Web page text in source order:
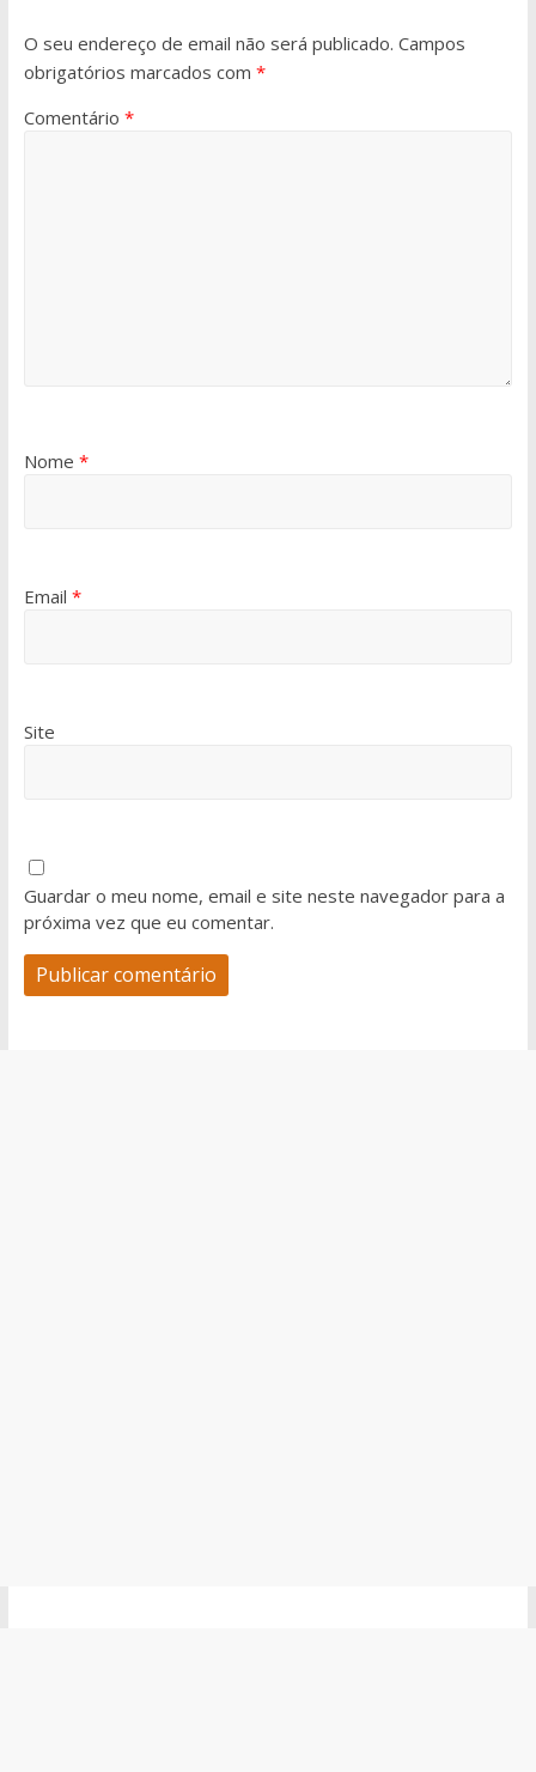
O seu endereço de email não será publicado. Campos
obrigatórios marcados com *
Comentário *
Nome *
Email *
Site
Guardar o meu nome, email e site neste navegador para a
próxima vez que eu comentar.